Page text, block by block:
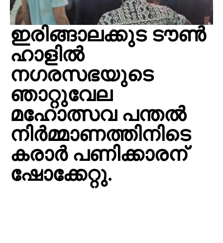
ഇരിങ്ങാലക്കുട ടൗൺ
ഹാളിൽ
നഗരസഭയുടെ
ഞാറ്റുവേല
മഹോത്സവ പന്തൽ
നിർമ്മാണത്തിനിടെ
കരാർ പണിക്കാരന്
ഷോക്കേറ്റു.